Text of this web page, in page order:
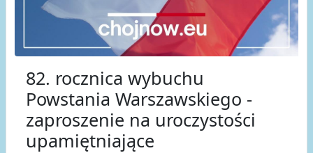
82. rocznica wybuchu
Powstania Warszawskiego -
zaproszenie na uroczystości
upamiętniające